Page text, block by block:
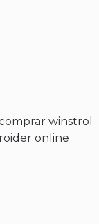
winstrol
online